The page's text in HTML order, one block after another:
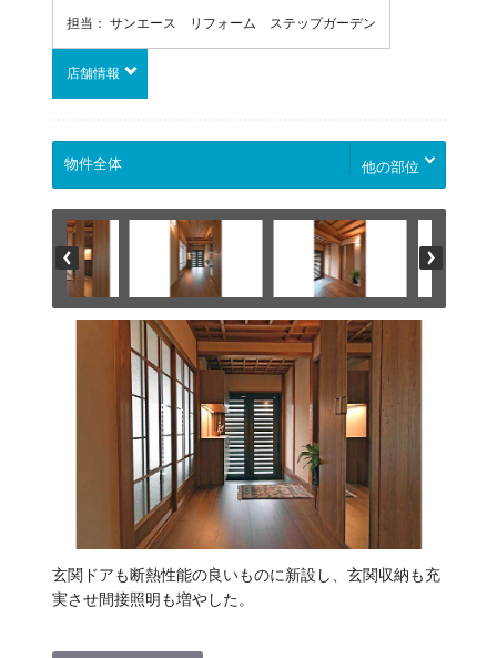
担当： サンエース リフォーム ステップガーデン
店舗情報
他の部位
玄関ドアも断熱性能の良いものに新設し、玄関収納も充
実させ間接照明も増やした。